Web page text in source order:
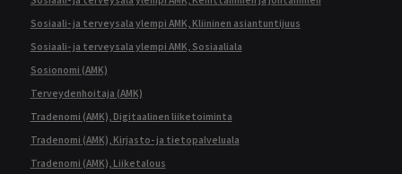
Sosiaali- ja terveysala ylempi AMK, Kliininen asiantuntijuus
Sosiaali- ja terveysala ylempi AMK, Sosiaaliala
Sosionomi (AMK)
Terveydenhoitaja (AMK)
Tradenomi (AMK), Digitaalinen liiketoiminta
Tradenomi (AMK), Kirjasto- ja tietopalveluala
Tradenomi (AMK), Liiketalous